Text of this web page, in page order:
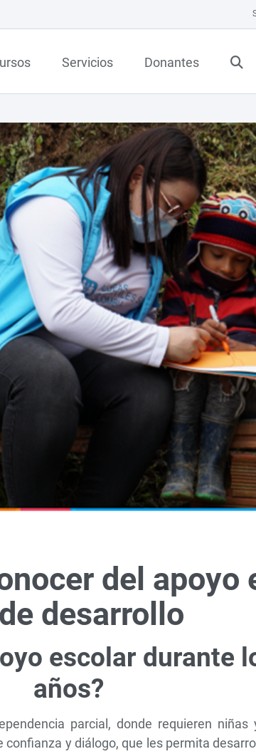
Servicios Donantes
del apoyo
desarrollo
escolar durante
años?
parcial, donde requieren niñas
y diálogo, que les permita